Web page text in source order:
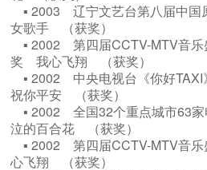
▪ 2003 ​辽宁文艺台第八届中国
女歌手 （获奖）
▪ 2002 第四届CCTV-MTV音乐
奖 我心飞翔 （获奖）
▪ 2002 中央电视台《你好TAXI
祝你平安 （获奖）
▪ 2002 全国32个重点城市63
泣的百合花 （获奖）
▪ 2002 第四届CCTV-MTV音
心飞翔 （获奖）